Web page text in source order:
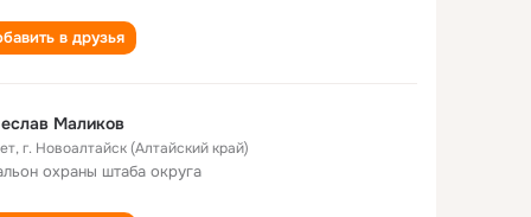
в друзья
Маликов
,г. Новоалтайск (Алтайский край)
охраны штаба округа